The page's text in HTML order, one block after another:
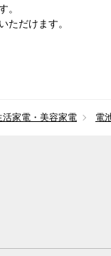
。
ただけます。
活家電・美容家電 電